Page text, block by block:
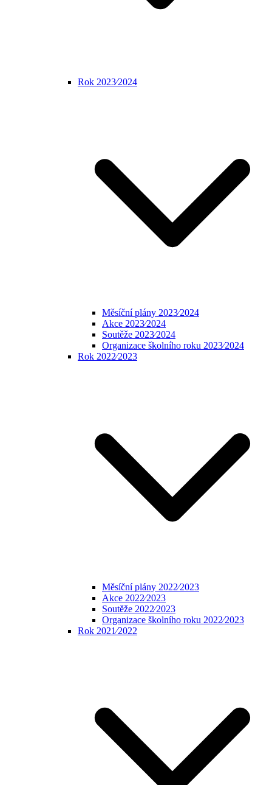
Rok 2023⁄2024
Měsíční plány 2023⁄2024
Akce 2023⁄2024
Soutěže 2023⁄2024
Organizace školního roku 2023⁄2024
Rok 2022⁄2023
Měsíční plány 2022⁄2023
Akce 2022⁄2023
Soutěže 2022⁄2023
Organizace školního roku 2022⁄2023
Rok 2021⁄2022